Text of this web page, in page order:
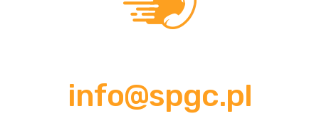
info@spgc.pl